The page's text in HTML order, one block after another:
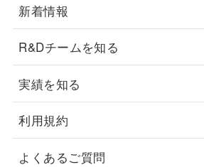
新着情報
R&Dチームを知る
実績を知る
利用規約
よくあるご質問